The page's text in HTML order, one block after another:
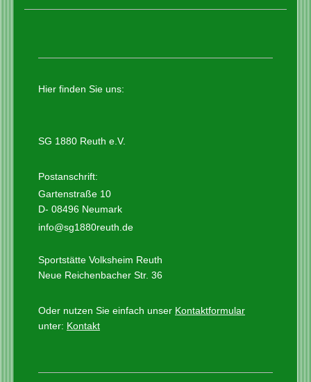
Hier finden Sie uns:
SG 1880 Reuth e.V.
Postanschrift:
Gartenstraße 10
D- 08496 Neumark
info@sg1880reuth.de
Sportstätte Volksheim Reuth
Neue Reichenbacher Str. 36
Oder nutzen Sie einfach unser Kontaktformular
unter: Kontakt